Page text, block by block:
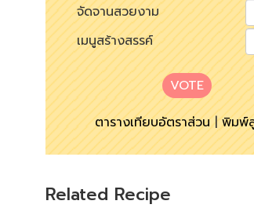
จัดจานสวยงาม
เมนูสร้างสรรค์
VOTE
ตารางเทียบอัตราส่วน|พิมพ์
Related Recipe